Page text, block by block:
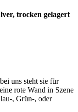
trocken gelagert
uns steht sie für
rote Wand in Szene
, Grün-, oder